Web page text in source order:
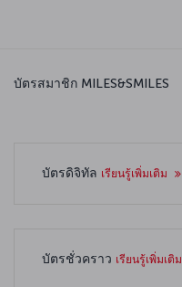
บัตรสมาชิก MILES&SMILES
บัตรดิจิทัล เรียนรู้เพิ่มเติม
บัตรชั่วคราว เรียนรู้เพิ่มเติม